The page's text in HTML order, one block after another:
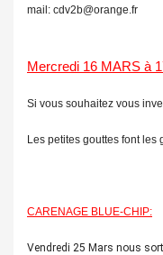
mail: cdv2b@orange.fr
Mercredi 16 MARS à
Si vous souhaitez vous
Les petites gouttes font les
CARENAGE BLUE-CHIP:
Vendredi 25 Mars nous